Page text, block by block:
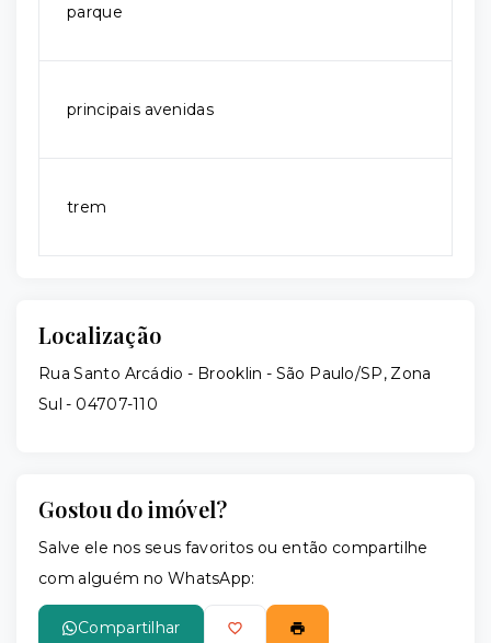
parque
principais avenidas
trem
Localização
Rua Santo Arcádio - Brooklin - São Paulo/SP, Zona
Sul - 04707-110
Gostou do imóvel?
Salve ele nos seus favoritos ou então compartilhe
com alguém no WhatsApp:
Compartilhar